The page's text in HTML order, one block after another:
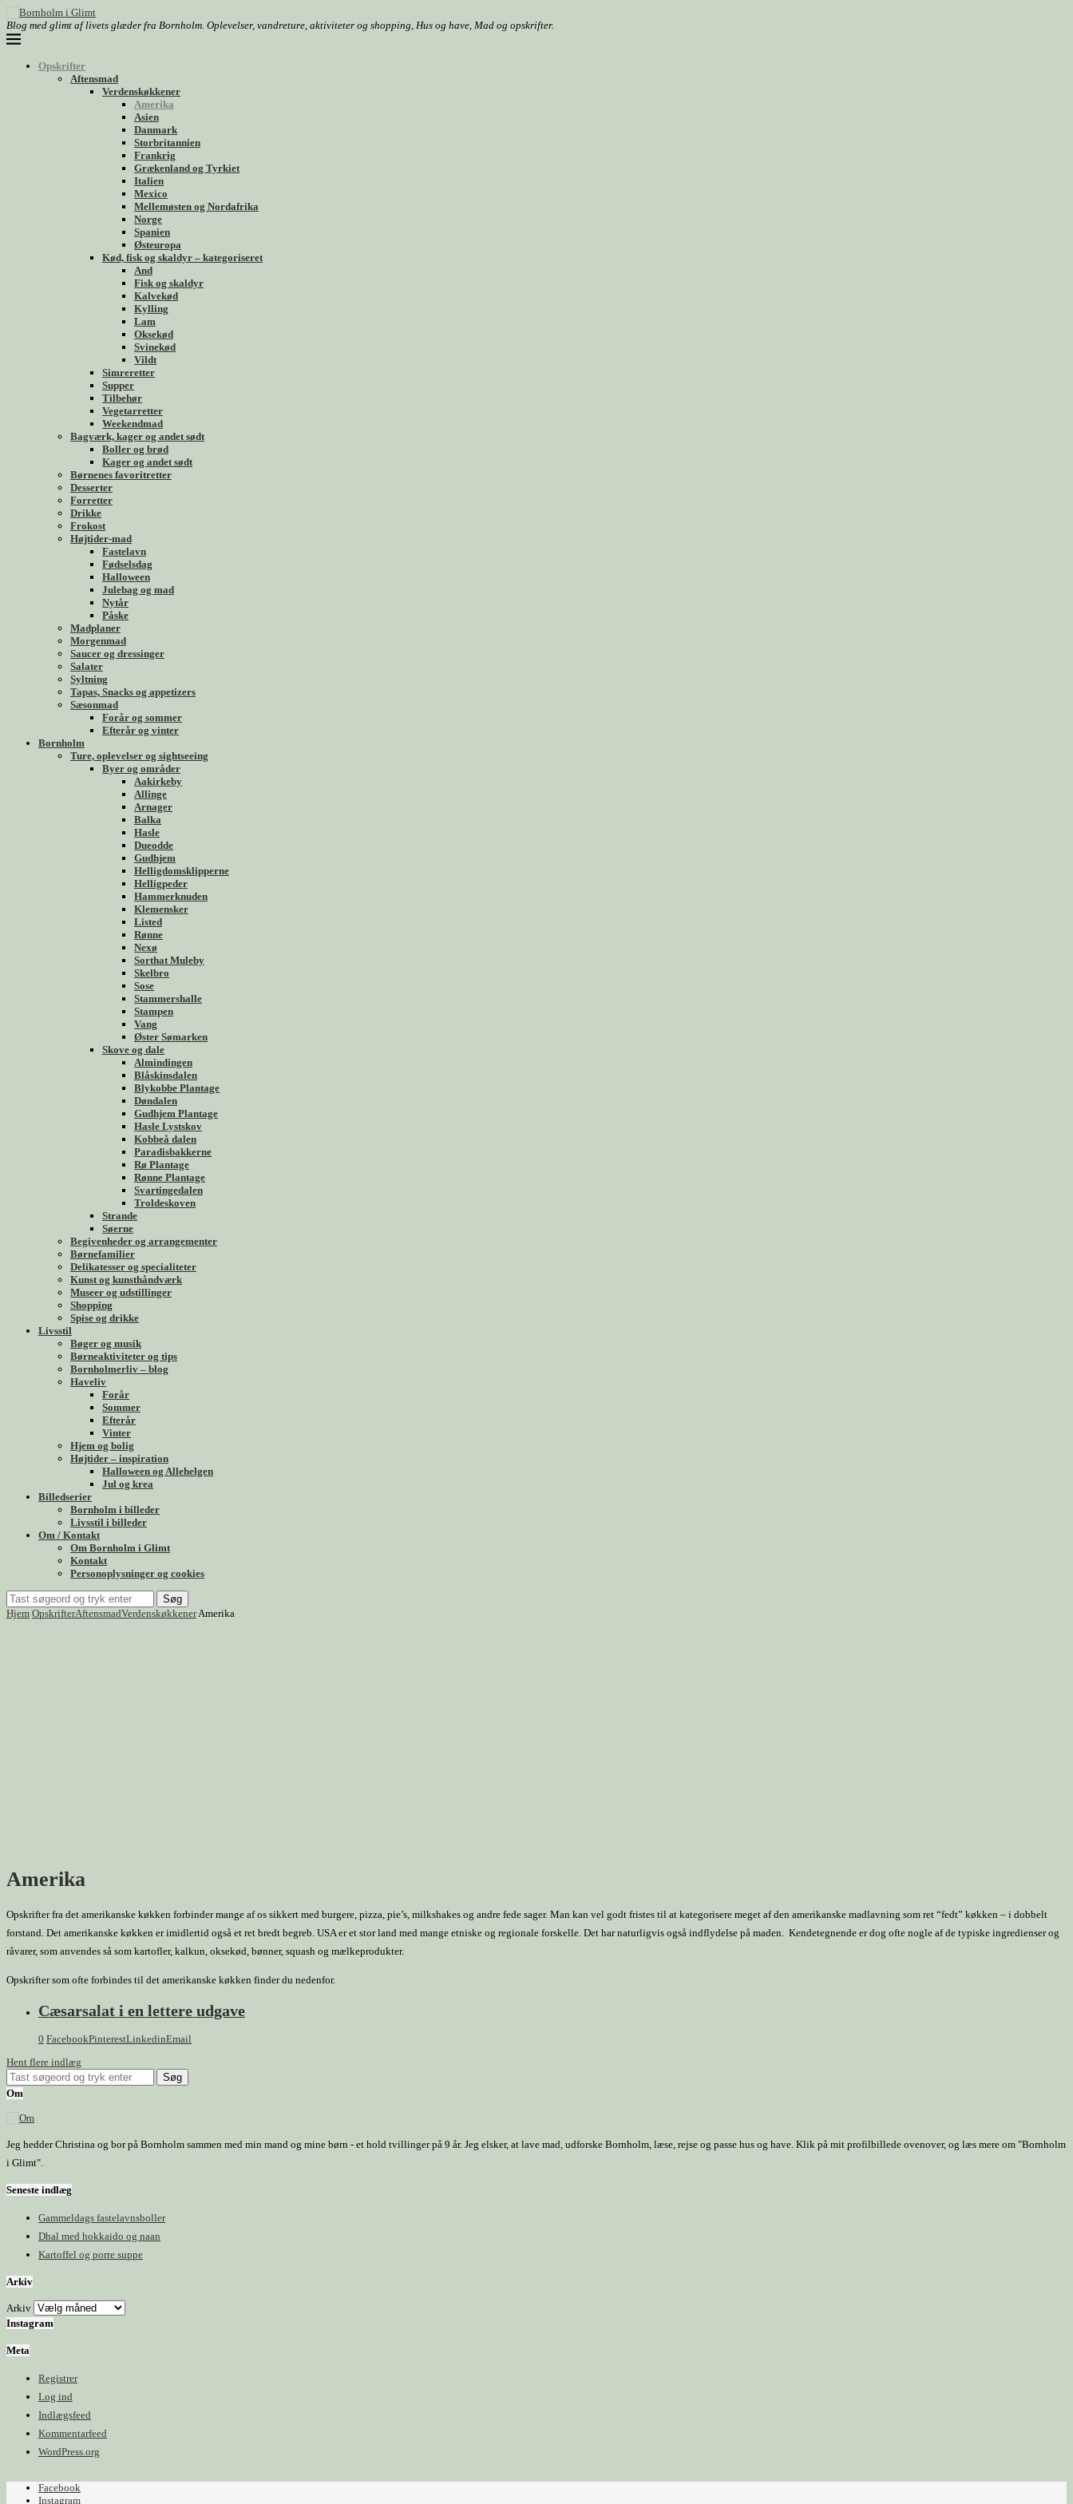
Blog med glimt af livets glæder fra Bornholm. Oplevelser, vandreture, aktiviteter og shopping, Hus og have, Mad og opskrifter.
Opskrifter
Aftensmad
Verdenskøkkener
Amerika
Asien
Danmark
Storbritannien
Frankrig
Grækenland og Tyrkiet
Italien
Mexico
Mellemøsten og Nordafrika
Norge
Spanien
Østeuropa
Kød, fisk og skaldyr – kategoriseret
And
Fisk og skaldyr
Kalvekød
Kylling
Lam
Oksekød
Svinekød
Vildt
Simreretter
Supper
Tilbehør
Vegetarretter
Weekendmad
Bagværk, kager og andet sødt
Boller og brød
Kager og andet sødt
Børnenes favoritretter
Desserter
Forretter
Drikke
Frokost
Højtider-mad
Fastelavn
Fødselsdag
Halloween
Julebag og mad
Nytår
Påske
Madplaner
Morgenmad
Saucer og dressinger
Salater
Syltning
Tapas, Snacks og appetizers
Sæsonmad
Forår og sommer
Efterår og vinter
Bornholm
Ture, oplevelser og sightseeing
Byer og områder
Aakirkeby
Allinge
Arnager
Balka
Hasle
Dueodde
Gudhjem
Helligdomsklipperne
Helligpeder
Hammerknuden
Klemensker
Listed
Rønne
Nexø
Sorthat Muleby
Skelbro
Sose
Stammershalle
Stampen
Vang
Øster Sømarken
Skove og dale
Almindingen
Blåskinsdalen
Blykobbe Plantage
Døndalen
Gudhjem Plantage
Hasle Lystskov
Kobbeå dalen
Paradisbakkerne
Rø Plantage
Rønne Plantage
Svartingedalen
Troldeskoven
Strande
Søerne
Begivenheder og arrangementer
Børnefamilier
Delikatesser og specialiteter
Kunst og kunsthåndværk
Museer og udstillinger
Shopping
Spise og drikke
Livsstil
Bøger og musik
Børneaktiviteter og tips
Bornholmerliv – blog
Haveliv
Forår
Sommer
Efterår
Vinter
Hjem og bolig
Højtider – inspiration
Halloween og Allehelgen
Jul og krea
Billedserier
Bornholm i billeder
Livsstil i billeder
Om / Kontakt
Om Bornholm i Glimt
Kontakt
Personoplysninger og cookies
Søg
Hjem OpskrifterAftensmadVerdenskøkkenerAmerika
Amerika
Opskrifter fra det amerikanske køkken forbinder mange af os sikkert med burgere, pizza, pie’s, milkshakes og andre fede sager. Man kan vel godt fristes til at kategorisere meget af den amerikanske madlavning som ret “fedt” køkken – i dobbelt
forstand. Det amerikanske køkken er imidlertid også et ret bredt begreb. USA er et stor land med mange etniske og regionale forskelle. Det har naturligvis også indflydelse på maden. Kendetegnende er dog ofte nogle af de typiske ingredienser og
råvarer, som anvendes så som kartofler, kalkun, oksekød, bønner, squash og mælkeprodukter.
Opskrifter som ofte forbindes til det amerikanske køkken finder du nedenfor.
Cæsarsalat i en lettere udgave
0 FacebookPinterestLinkedinEmail
Hent flere indlæg
Om
Jeg hedder Christina og bor på Bornholm sammen med min mand og mine børn - et hold tvillinger på 9 år. Jeg elsker, at lave mad, udforske Bornholm, læse, rejse og passe hus og have. Klik på mit profilbillede ovenover, og læs mere om "Bornholm
i Glimt".
Seneste indlæg
Gammeldags fastelavnsboller
Dhal med hokkaido og naan
Kartoffel og porre suppe
Arkiv
Arkiv
Instagram
Meta
Registrer
Log ind
Indlægsfeed
Kommentarfeed
WordPress.org
Facebook
Instagram